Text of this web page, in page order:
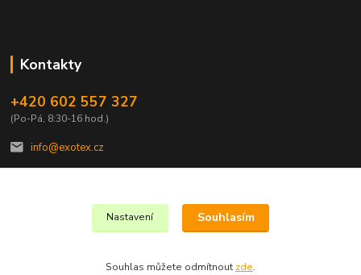
Kontakty
+420 602 557 327
(Po-Pá, 8:30-16 hod.)
info@exotex.cz
Copyright © 2023 EXOTEX.cz
Nastavení Souhlasím
Souhlas můžete odmítnout zde.